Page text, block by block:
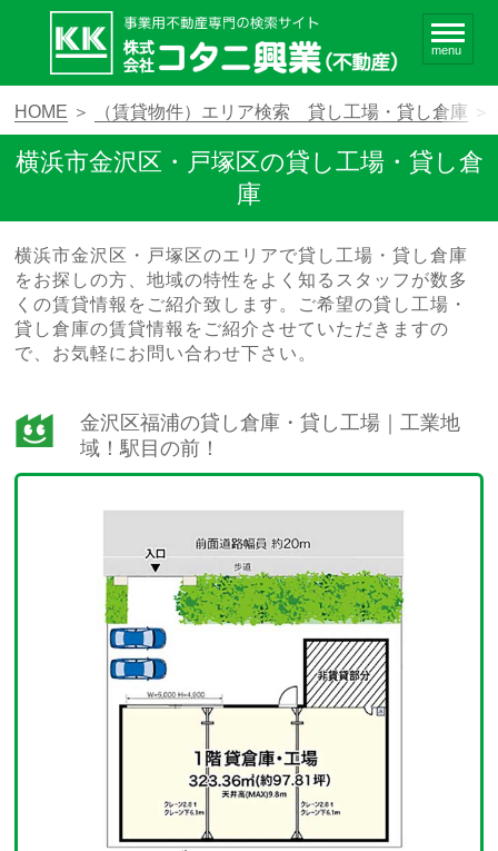
menu
HOME ＞ （賃貸物件）エリア検索 貸し工場・貸し倉庫 ＞
横浜市金沢区・戸塚区の貸し工場・貸し倉
庫
横浜市金沢区・戸塚区のエリアで貸し工場・貸し倉庫
をお探しの方、地域の特性をよく知るスタッフが数多
くの賃貸情報をご紹介致します。ご希望の貸し工場・
貸し倉庫の賃貸情報をご紹介させていただきますの
で、お気軽にお問い合わせ下さい。
金沢区福浦の貸し倉庫・貸し工場｜工業地
域！駅目の前！